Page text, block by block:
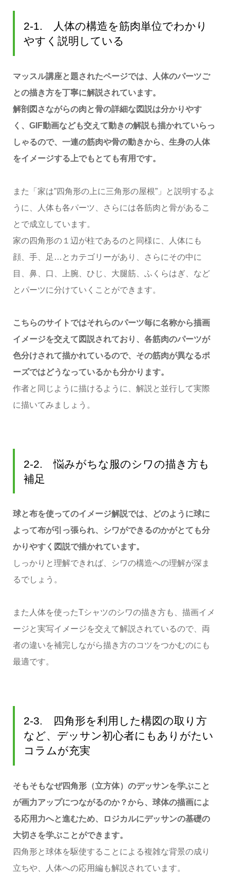
2-1. 人体の構造を筋肉単位でわかり
やすく説明している
マッスル講座と題されたページでは、人体のパーツご
との描き方を丁寧に解説されています。
解剖図さながらの肉と骨の詳細な図説は分かりやす
く、GIF動画なども交えて動きの解説も描かれていらっ
しゃるので、一連の筋肉や骨の動きから、生身の人体
をイメージする上でもとても有用です。
また「家は”四角形の上に三角形の屋根”」と説明するよ
うに、人体も各パーツ、さらには各筋肉と骨があるこ
とで成立しています。
家の四角形の１辺が柱であるのと同様に、人体にも
顔、手、足…とカテゴリーがあり、さらにその中に
目、鼻、口、上腕、ひじ、大腿筋、ふくらはぎ、など
とパーツに分けていくことができます。
こちらのサイトではそれらのパーツ毎に名称から描画
イメージを交えて図説されており、各筋肉のパーツが
色分けされて描かれているので、その筋肉が異なるポ
ーズではどうなっているかも分かります。
作者と同じように描けるように、解説と並行して実際
に描いてみましょう。
2-2. 悩みがちな服のシワの描き方も
補足
球と布を使ってのイメージ解説では、どのように球に
よって布が引っ張られ、シワができるのかがとても分
かりやすく図説で描かれています。
しっかりと理解できれば、シワの構造への理解が深ま
るでしょう。
また人体を使ったTシャツのシワの描き方も、描画イメ
ージと実写イメージを交えて解説されているので、両
者の違いを補完しながら描き方のコツをつかむのにも
最適です。
2-3. 四角形を利用した構図の取り方
など、デッサン初心者にもありがたい
コラムが充実
そもそもなぜ四角形（立方体）のデッサンを学ぶこと
が画力アップにつながるのか？から、球体の描画によ
る応用力へと進むため、ロジカルにデッサンの基礎の
大切さを学ぶことができます。
四角形と球体を駆使することによる複雑な背景の成り
立ちや、人体への応用編も解説されています。